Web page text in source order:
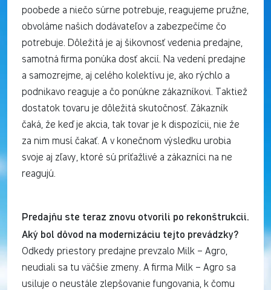
poobede a niečo súrne potrebuje, reagujeme pružne,
obvoláme našich dodávateľov a zabezpečíme čo
potrebuje. Dôležitá je aj šikovnosť vedenia predajne,
samotná firma ponúka dosť akcií. Na vedení predajne
a samozrejme, aj celého kolektívu je, ako rýchlo a
podnikavo reaguje a čo ponúkne zákazníkovi. Taktiež
dostatok tovaru je dôležitá skutočnosť. Zákazník
čaká, že keď je akcia, tak tovar je k dispozícii, nie že
za nim musí čakať. A v konečnom výsledku urobia
svoje aj zľavy, ktoré sú príťažlivé a zákazníci na ne
reagujú.
Predajňu ste teraz znovu otvorili po rekonštrukcii.
Aký bol dôvod na modernizáciu tejto prevádzky?
Odkedy priestory predajne prevzalo Milk – Agro,
neudiali sa tu väčšie zmeny. A firma Milk – Agro sa
usiluje o neustále zlepšovanie fungovania, k čomu